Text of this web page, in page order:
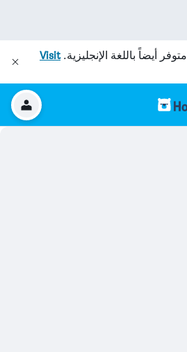
متوفر أيضاً باللغة الإنجليزية.Visit